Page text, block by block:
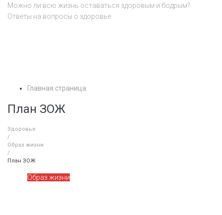
Перейти
Можно ли всю жизнь оставаться здоровым и бодрым?
Ответы на вопросы о здоровье.
Главная страница
План ЗОЖ
Здоровье
/
Образ жизни
/
План ЗОЖ
Образ жизни